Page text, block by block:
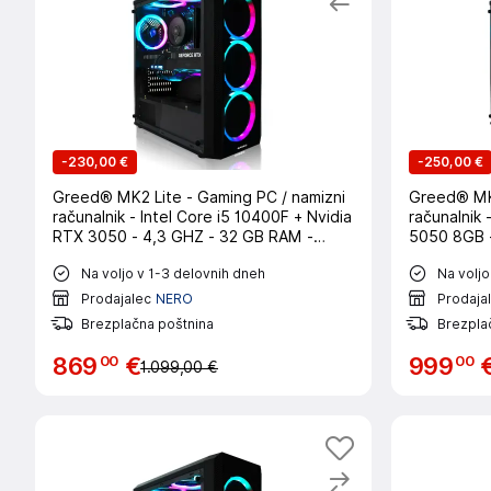
-230,00 €
Greed® MK2 Lite - Gaming PC / namizni
računalnik - Intel Core i5 10400F + Nvidia
RTX 3050 - 4,3 GHZ - 32 GB RAM -
Na voljo v 1-3 delovnih dneh
Prodajalec NERO
Brezplačna poštnina
869 00 €1.099,00 €
-250,00 €
Greed®
računalnik
5050 8GB
Na
99900